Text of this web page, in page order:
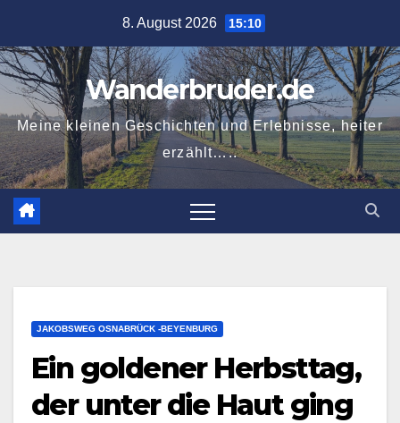
springen
8. August 2026 15:10
Wanderbruder.de
Meine kleinen Geschichten und Erlebnisse, heiter
erzählt…..
JAKOBSWEG OSNABRÜCK -BEYENBURG
Ein goldener Herbsttag,
der unter die Haut ging